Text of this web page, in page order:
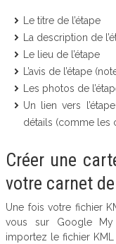
Le titre de l’étape
La description de
Le lieu de l’étape
L’avis de l’étape
Les photos de
Un lien vers
détails (comme les
Créer une
votre carnet
Une fois votre fichier
vous sur Google
importez le fichier